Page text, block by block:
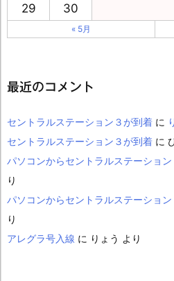
29
30
« 5月
最近のコメント
セントラルステーション３が到着 に
セントラルステーション３が到着 に
パソコンからセントラルステーショ
り
パソコンからセントラルステーショ
り
アレグラ号入線 に りょう より